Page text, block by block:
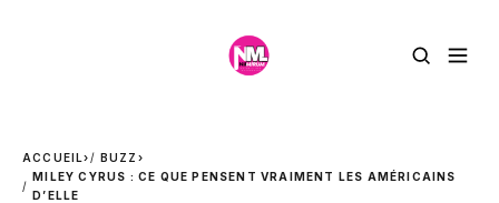
ACCUEIL› BUZZ ›
MILEY CYRUS : CE QUE PENSENT VRAIMENT LES AMÉRICAINS
D’ELLE